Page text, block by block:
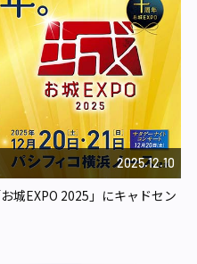
2025.12.10
城EXPO 2025」にキャドセン